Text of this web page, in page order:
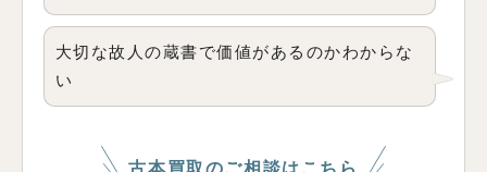
大切な故人の蔵書で価値があるのかわからな
い
古本買取のご相談はこちら